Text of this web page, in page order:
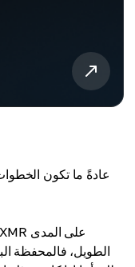
عادةً ما تكون
الطويل، فالمحفظة